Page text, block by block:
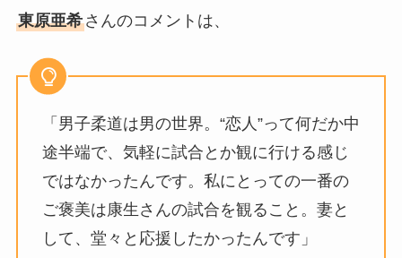
東原亜希さんのコメントは、
「男子柔道は男の世界。“恋人”って何だか中
途半端で、気軽に試合とか観に行ける感じ
ではなかったんです。私にとっての一番の
ご褒美は康生さんの試合を観ること。妻と
して、堂々と応援したかったんです」